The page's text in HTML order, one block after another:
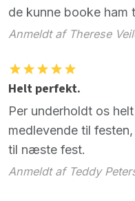
de kunne booke
Anmeldt af Therese
Helt perfekt.
Per underholdt os
medlevende til
til næste fest.
Anmeldt af Teddy